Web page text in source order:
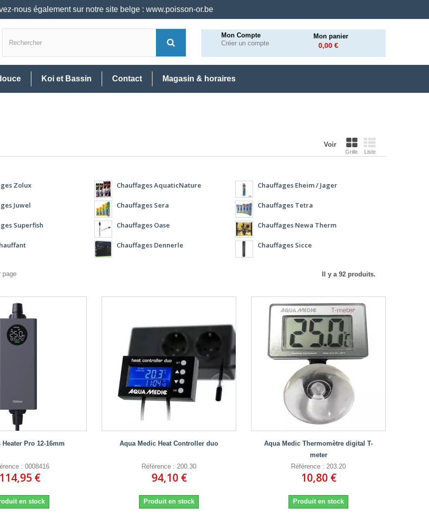
nous également sur notre site belge : www.poisson-or.be
Mon Compte
Créer un compte
Mon panier
0,00 €
Koi et Bassin Contact Magasin & horaires
Voir
Grille Liste
Zolux Chauffages AquaticNature Chauffages Eheim / Jager
Juwel Chauffages Sera Chauffages Tetra
Superfish Chauffages Oase Chauffages Newa Therm
Chauffages Dennerle Chauffages Sicce
page Il y a 92 produits.
Pro 12-16mm
: 0008416
114,95 €
en stock
Aqua Medic Heat Controller duo
Référence : 200.30
94,10 €
Produit en stock
Aqua Medic Thermomètre digital T-
meter
Référence : 203.20
10,80 €
Produit en stock